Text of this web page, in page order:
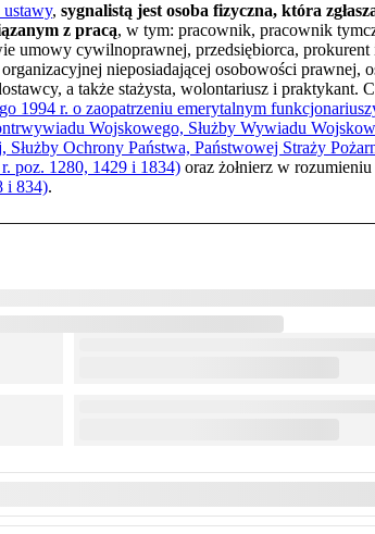
, sygnalistą jest osoba fizyczna, która
z pracą, w tym: pracownik, pracownik
umowy cywilnoprawnej, przedsiębiorca,
nieposiadającej osobowości prawnej,
a także stażysta, wolontariusz i praktykant.
1994 r. o zaopatrzeniu emerytalnym
Wojskowego, Służby Wywiadu
Ochrony Państwa, Państwowej Straży
poz. 1280, 1429 i 1834) oraz żołnierz w rozumieniu
i 834).